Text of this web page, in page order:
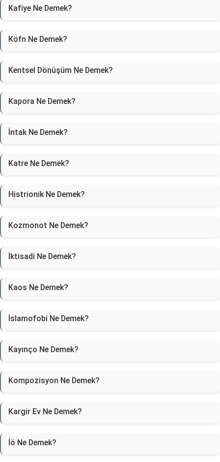
Kafiye Ne Demek?
Köfn Ne Demek?
Kentsel Dönüşüm Ne Demek?
Kapora Ne Demek?
İntak Ne Demek?
Katre Ne Demek?
Histrionik Ne Demek?
Kozmonot Ne Demek?
İktisadi Ne Demek?
Kaos Ne Demek?
İslamofobi Ne Demek?
Kayınço Ne Demek?
Kompozisyon Ne Demek?
Kargir Ev Ne Demek?
İö Ne Demek?